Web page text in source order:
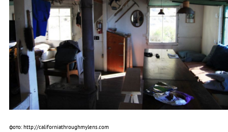
фото: http://californiathroughmylens.com